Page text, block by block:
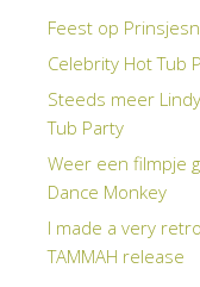
Feest op
Celebrity Hot Tub
Steeds meer
Tub Party
Weer een filmpje
Dance Monkey
I made a very
TAMMAH release